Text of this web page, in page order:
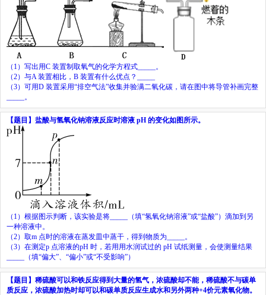
（ 1 ）写出用C 装置制取氧气的化学方程式
。
（2）与A 装置相比， B 装置有什么优点？
（3）可用D 装置采用“排空气法”收集并验满二氧化碳，请在图中将导管补画完整
。
【题目】 盐酸与氢氧化钠溶液反应时溶液 pH 的变化如图所示。
（ 1 ）根据图示判断，该实验是将
（填“氢氧化钠溶液”或“盐酸”）滴加到另
一种溶液中。
（2）取m 点时的溶液在蒸发皿中蒸干，得到物质为
。
（3）在测定p 点溶液的pH 时，若用用水润试过的 pH 试纸测量，会使测量结果
（填“偏大”、“偏小”或“不受影响”）
【题目】 稀硫酸可以和铁反应得到大量的氢气，浓硫酸却不能，稀硫酸不与碳单
质反应，浓硫酸加热时却可以和碳单质反应生成水和另外两种+4价元素氧化物。